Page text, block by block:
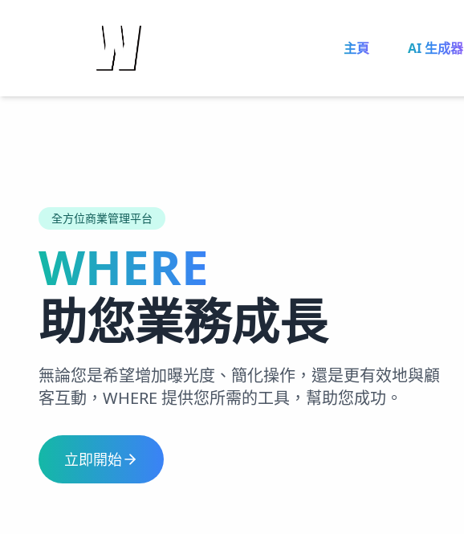
主頁 AI 生成器
全方位商業管理平台
WHERE
助您業務成長
無論您是希望增加曝光度、簡化操作，還是更有效地與顧
客互動，WHERE 提供您所需的工具，幫助您成功。
立即開始